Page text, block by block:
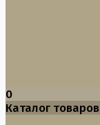
0
Каталог товаров